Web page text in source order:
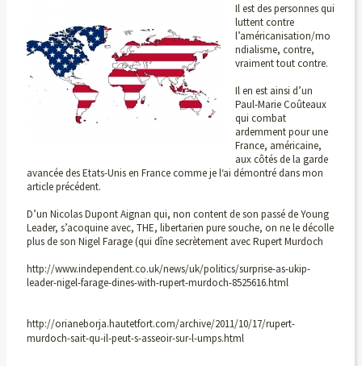
Il est des personnes qui
luttent contre
l’américanisation/mo
ndialisme, contre,
vraiment tout contre.
Il en est ainsi d’un
Paul-Marie Coûteaux
qui combat
ardemment pour une
France, américaine,
aux côtés de la garde
avancée des Etats-Unis en France comme je l‘ai démontré dans mon
article précédent.
D’un Nicolas Dupont Aignan qui, non content de son passé de Young
Leader, s’acoquine avec, THE, libertarien pure souche, on ne le décolle
plus de son Nigel Farage (qui dîne secrètement avec Rupert Murdoch
http://www.independent.co.uk/news/uk/politics/surprise-as-ukip-
leader-nigel-farage-dines-with-rupert-murdoch-8525616.html
http://orianeborja.hautetfort.com/archive/2011/10/17/rupert-
murdoch-sait-qu-il-peut-s-asseoir-sur-l-umps.html